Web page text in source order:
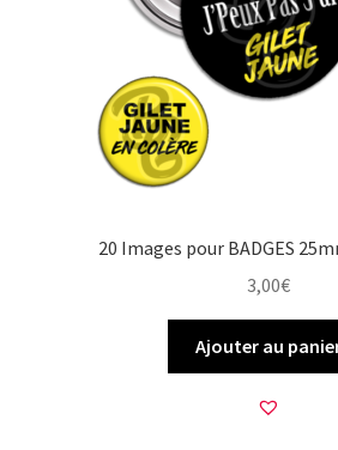
20 Images pour BADGES
3,00€
Ajouter au